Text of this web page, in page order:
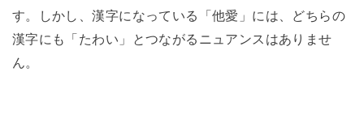
す。しかし、漢字になっている「他愛」には、どちらの
漢字にも「たわい」とつながるニュアンスはありませ
ん。